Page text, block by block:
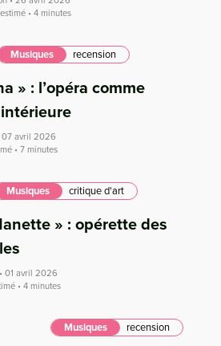
• 4 minutes
Musiques recension
» : l’opéra comme
07 avril 2026
• 7 minutes
Musiques critique d'art
» : opérette des
01 avril 2026
• 4 minutes
Musiques recension